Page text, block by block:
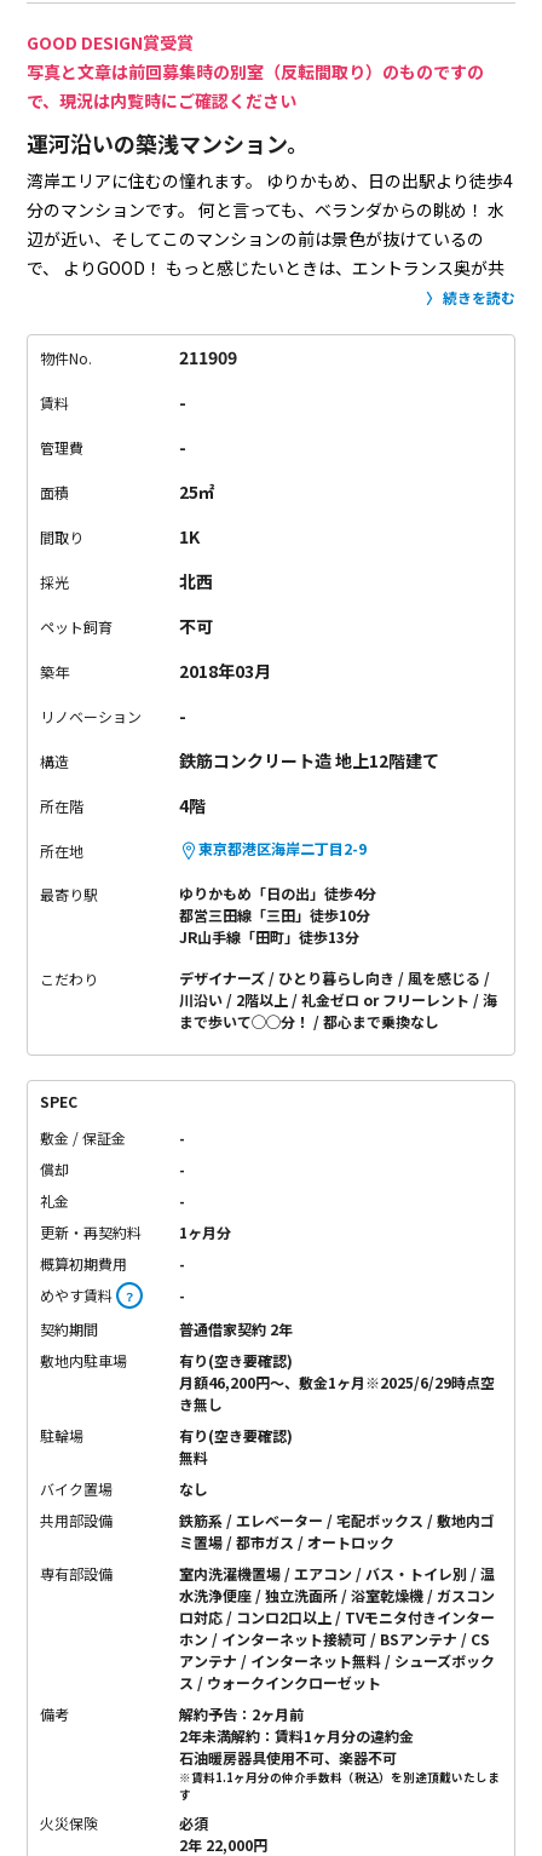
GOOD DESIGN賞受賞
写真と文章は前回募集時の別室（反転間取り）のものですの
で、現況は内覧時にご確認ください
運河沿いの築浅マンション。
湾岸エリアに住むの憧れます。
ゆりかもめ、日の出駅より徒歩4
分のマンションです。
何と言っても、ベランダからの眺め！ 水
辺が近い、そしてこのマンションの前は景色が抜けているの
で、
よりGOOD！ もっと感じたいときは、エントランス奥が共
ここでのんびり感じま
にちょうどよし！
新橋、浜松町、三田と通勤距離もぐっと縮ま
ね。早くしないとなくなってしまいますのでお気をつけて！
続きを読む
物件No. 211909
賃料 -
管理費 -
面積 25㎡
間取り 1K
採光 北西
ペット飼育 不可
築年 2018年03月
リノベーション -
構造 鉄筋コンクリート造 地上12階建て
所在階 4階
所在地 東京都港区海岸二丁目2-9
最寄り駅
ゆりかもめ「日の出」徒歩4分
都営三田線「三田」徒歩10分
JR山手線「田町」徒歩13分
こだわり デザイナーズ ひとり暮らし向き
風を感じる
川沿い
2階以上 礼金ゼロ or フリーレント
海
まで歩いて◯◯分！
都心まで乗換なし
SPEC
敷金 / 保証金
-
償却
-
礼金
-
更新・再契約料
1ヶ月分
概算初期費用
-
めやす賃料 ？
-
契約期間
普通借家契約 2年
敷地内駐車場
有り(空き要確認)
月額46,200円～、敷金1ヶ月※2025/6/29時点空
き無し
駐輪場
有り(空き要確認)
無料
バイク置場
なし
共用部設備
鉄筋系 / エレベーター / 宅配ボックス / 敷地内ゴ
ミ置場 / 都市ガス / オートロック
専有部設備
室内洗濯機置場 / エアコン / バス・トイレ別 / 温
水洗浄便座 / 独立洗面所 / 浴室乾燥機 / ガスコン
ロ対応 / コンロ2口以上 / TVモニタ付きインター
ホン / インターネット接続可 / BSアンテナ / CS
アンテナ / インターネット無料 / シューズボック
ス / ウォークインクローゼット
備考
解約予告：2ヶ月前
2年未満解約：賃料1ヶ月分の違約金
石油暖房器具使用不可、楽器不可
※賃料1.1ヶ月分の仲介手数料（税込）を別途頂戴いたしま
す
火災保険
必須
2年 22,000円